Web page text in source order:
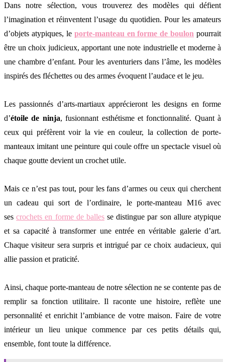
Dans notre sélection, vous trouverez des modèles qui défient
l’imagination et réinventent l’usage du quotidien. Pour les amateurs
d’objets atypiques, le porte-manteau en forme de boulon pourrait
être un choix judicieux, apportant une note industrielle et moderne à
une chambre d’enfant. Pour les aventuriers dans l’âme, les modèles
inspirés des fléchettes ou des armes évoquent l’audace et le jeu.
Les passionnés d’arts-martiaux apprécieront les designs en forme
d’étoile de ninja, fusionnant esthétisme et fonctionnalité. Quant à
ceux qui préfèrent voir la vie en couleur, la collection de porte-
manteaux imitant une peinture qui coule offre un spectacle visuel où
chaque goutte devient un crochet utile.
Mais ce n’est pas tout, pour les fans d’armes ou ceux qui cherchent
un cadeau qui sort de l’ordinaire, le porte-manteau M16 avec
sescrochets en forme de ballesse distingue par son allure atypique
et sa capacité à transformer une entrée en véritable galerie d’art.
Chaque visiteur sera surpris et intrigué par ce choix audacieux, qui
allie passion et praticité.
Ainsi, chaque porte-manteau de notre sélection ne se contente pas de
remplir sa fonction utilitaire. Il raconte une histoire, reflète une
personnalité et enrichit l’ambiance de votre maison. Faire de votre
intérieur un lieu unique commence par ces petits détails qui,
ensemble, font toute la différence.